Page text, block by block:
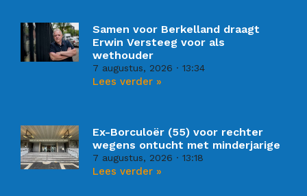
Samen voor Berkelland draagt
Erwin Versteeg voor als
wethouder
7 augustus, 2026 13:34
Lees verder »
Ex-Borculoër (55) voor rechter
wegens ontucht met minderjarige
7 augustus, 2026 13:18
Lees verder »